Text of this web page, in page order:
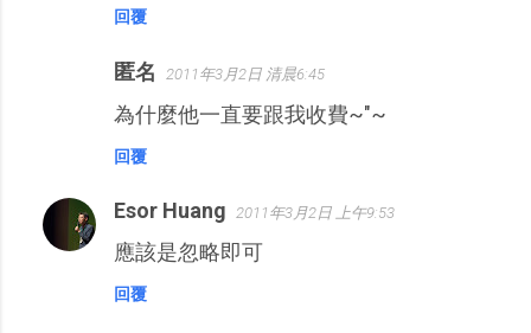
回覆
匿名 2011年3月2日 清晨6:45
為什麼他一直要跟我收費~"~
回覆
Esor Huang 2011年3月2日 上午9:53
應該是忽略即可
回覆